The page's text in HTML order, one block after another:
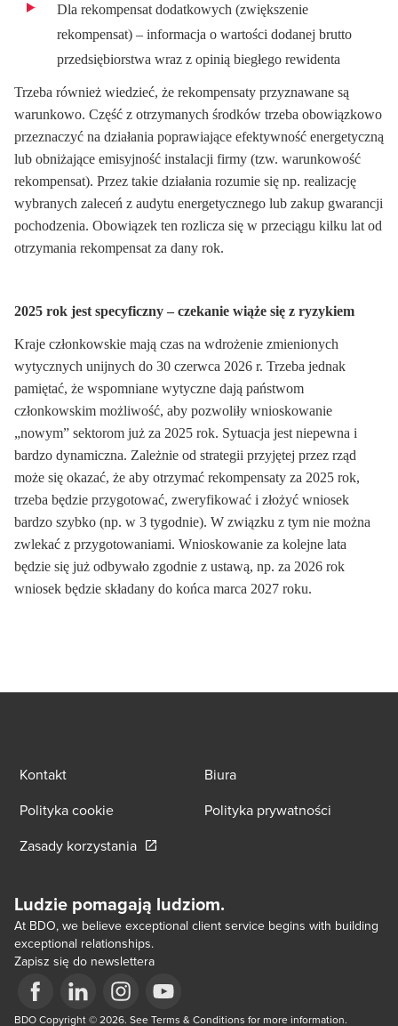
Dla rekompensat dodatkowych (zwiększenie
rekompensat) – informacja o wartości dodanej brutto
przedsiębiorstwa wraz z opinią biegłego rewidenta
Trzeba również wiedzieć, że rekompensaty przyznawane są
warunkowo. Część z otrzymanych środków trzeba obowiązkowo
przeznaczyć na działania poprawiające efektywność energetyczną
lub obniżające emisyjność instalacji firmy (tzw. warunkowość
rekompensat). Przez takie działania rozumie się np. realizację
wybranych zaleceń z audytu energetycznego lub zakup gwarancji
pochodzenia. Obowiązek ten rozlicza się w przeciągu kilku lat od
otrzymania rekompensat za dany rok.
2025 rok jest specyficzny – czekanie wiąże się z ryzykiem
Kraje członkowskie mają czas na wdrożenie zmienionych
wytycznych unijnych do 30 czerwca 2026 r. Trzeba jednak
pamiętać, że wspomniane wytyczne dają państwom
członkowskim możliwość, aby pozwoliły wnioskowanie
„nowym” sektorom już za 2025 rok. Sytuacja jest niepewna i
bardzo dynamiczna. Zależnie od strategii przyjętej przez rząd
może się okazać, że aby otrzymać rekompensaty za 2025 rok,
trzeba będzie przygotować, zweryfikować i złożyć wniosek
bardzo szybko (np. w 3 tygodnie). W związku z tym nie można
zwlekać z przygotowaniami. Wnioskowanie za kolejne lata
będzie się już odbywało zgodnie z ustawą, np. za 2026 rok
wniosek będzie składany do końca marca 2027 roku.
Kontakt
Biura
Polityka cookie
Polityka prywatności
Zasady korzystaniaOpens in a new window/tab
Ludzie pomagają ludziom.
At BDO, we believe exceptional client service begins with building
exceptional relationships.
Zapisz się do newslettera
Opens in a new window/tab
Opens in a new window/tab
Opens in a new window/tab
Opens in a new window/tab
BDO Copyright © 2026. See Terms & Conditions for more information.